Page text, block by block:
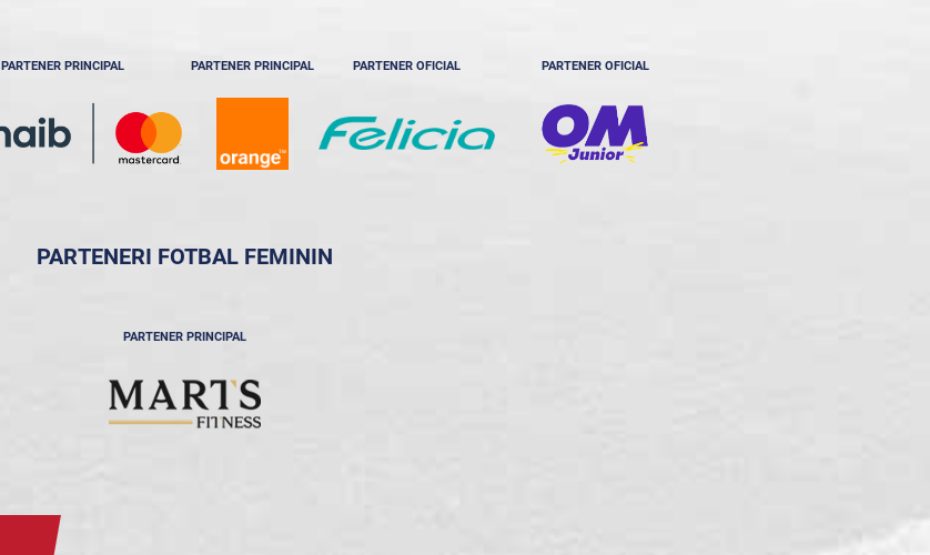
PARTENER PRINCIPAL PARTENER PRINCIPAL PARTENER OFICIAL PARTENER OFICIAL
PARTENERI FOTBAL FEMININ
PARTENER PRINCIPAL